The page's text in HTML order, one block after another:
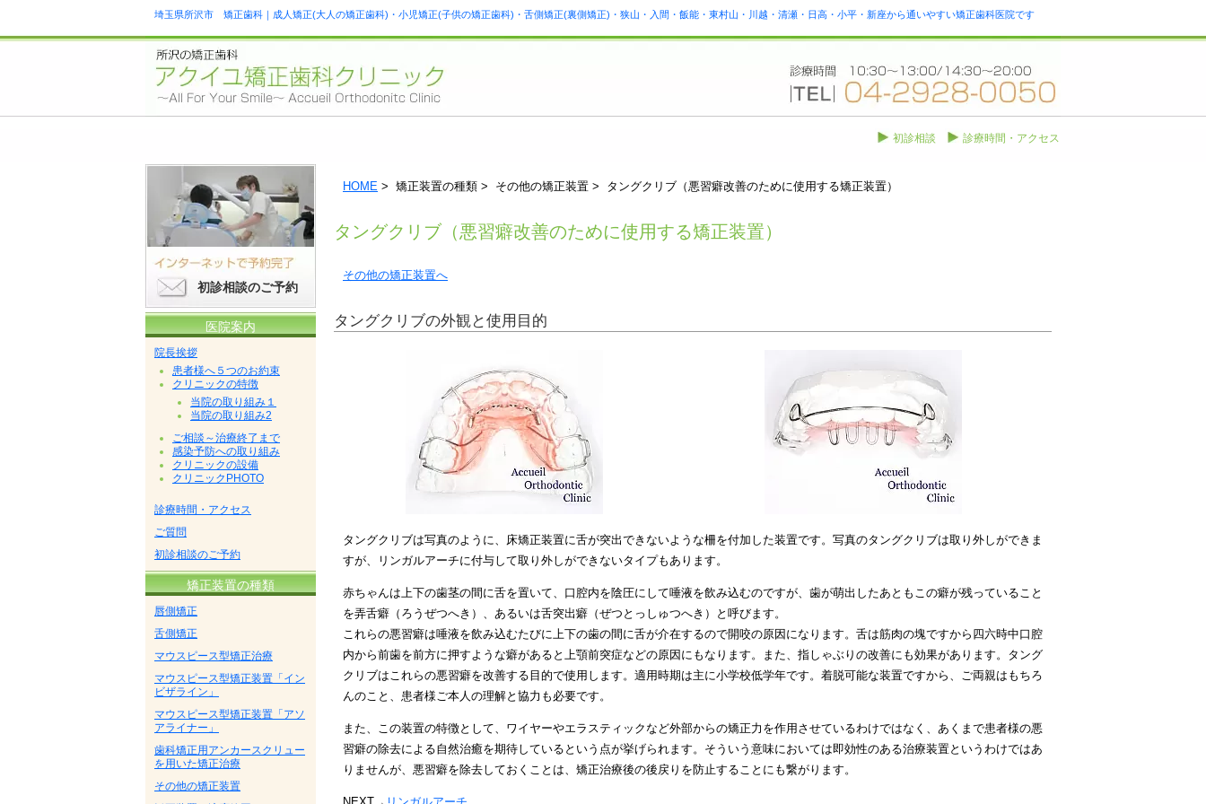
埼玉県所沢市 矯正歯科｜成人矯正(大人の矯正歯科)・小児矯正(子供の矯正歯科)・舌側矯正(裏側矯正)・狭山・入間・飯能・東村山・川越・清瀬・日高・小平・新座から通いやすい矯正歯科医院です
診療時間・アクセス
初診相談
HOME > 矯正装置の種類 > その他の矯正装置 > タングクリブ（悪習癖改善のために使用する矯正装置）
タングクリブ（悪習癖改善のために使用する矯正装置）
その他の矯正装置へ
タングクリブの外観と使用目的
タングクリブは写真のように、床矯正装置に舌が突出できないような柵を付加した装置です。写真のタングクリブは取り外しができま
すが、リンガルアーチに付与して取り外しができないタイプもあります。
赤ちゃんは上下の歯茎の間に舌を置いて、口腔内を陰圧にして唾液を飲み込むのですが、歯が萌出したあともこの癖が残っていること
を弄舌癖（ろうぜつへき）、あるいは舌突出癖（ぜつとっしゅつへき）と呼びます。
これらの悪習癖は唾液を飲み込むたびに上下の歯の間に舌が介在するので開咬の原因になります。舌は筋肉の塊ですから四六時中口腔
内から前歯を前方に押すような癖があると上顎前突症などの原因にもなります。また、指しゃぶりの改善にも効果があります。タング
クリブはこれらの悪習癖を改善する目的で使用します。適用時期は主に小学校低学年です。着脱可能な装置ですから、ご両親はもちろ
んのこと、患者様ご本人の理解と協力も必要です。
また、この装置の特徴として、ワイヤーやエラスティックなど外部からの矯正力を作用させているわけではなく、あくまで患者様の悪
習癖の除去による自然治癒を期待しているという点が挙げられます。そういう意味においては即効性のある治療装置というわけではあ
りませんが、悪習癖を除去しておくことは、矯正治療後の後戻りを防止することにも繋がります。
初診相談のご予約
医院案内
院長挨拶
患者様へ５つのお約束
クリニックの特徴
当院の取り組み１
当院の取り組み2
ご相談～治療終了まで
感染予防への取り組み
クリニックの設備
クリニックPHOTO
診療時間・アクセス
ご質問
初診相談のご予約
矯正装置の種類
唇側矯正
舌側矯正
マウスピース型矯正治療
マウスピース型矯正装置「イン
ビザライン」
マウスピース型矯正装置「アソ
アライナー」
歯科矯正用アンカースクリュー
を用いた矯正治療
その他の矯正装置